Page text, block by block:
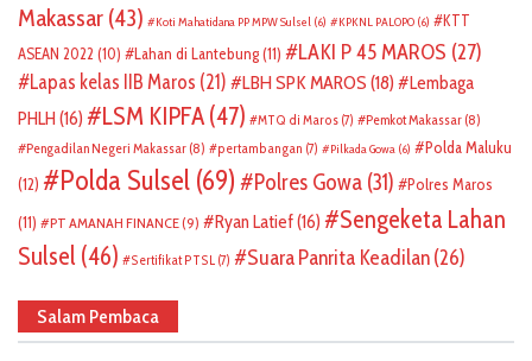
Makassar (43) Koti Mahatidana PP MPW Sulsel (6) KPKNL PALOPO (6)
KTT
ASEAN 2022 (10) Lahan di Lantebung(11) LAKI P 45 MAROS (27)
Lapas kelas IIB Maros (21) LBH SPK MAROS (18)
Lembaga
PHLH (16) LSM KIPFA (47) MTQ di Maros (7) Pemkot Makassar (8)
Pengadilan Negeri Makassar (8) pertambangan (7) Pilkada Gowa (6)
Polda Maluku
(12)
Polda Sulsel (69) Polres Gowa (31)
Polres Maros
(11)
PT AMANAH FINANCE(9) Ryan Latief(16)
Sengeketa Lahan
Sulsel (46) Sertifikat PTSL (7) Suara Panrita Keadilan(26)
Salam Pembaca